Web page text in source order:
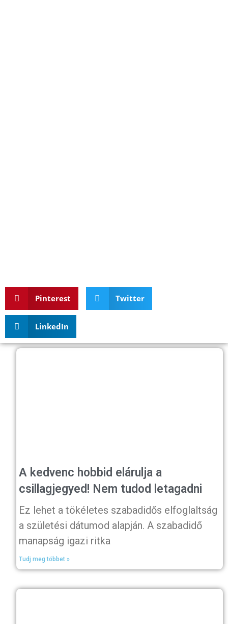
Pinterest Twitter
LinkedIn
A kedvenc hobbid elárulja a
csillagjegyed! Nem tudod letagadni
Ez lehet a tökéletes szabadidős elfoglaltság
a születési dátumod alapján. A szabadidő
manapság igazi ritka
Tudj meg többet »